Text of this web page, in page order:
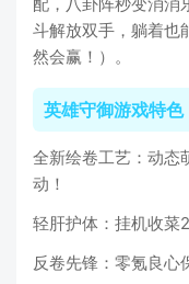
斗解放双手，躺着也
然会赢！）。
英雄守御游戏特色
全新绘卷工艺：动态
动！
轻肝护体：挂机收菜
反卷先锋：零氪良心